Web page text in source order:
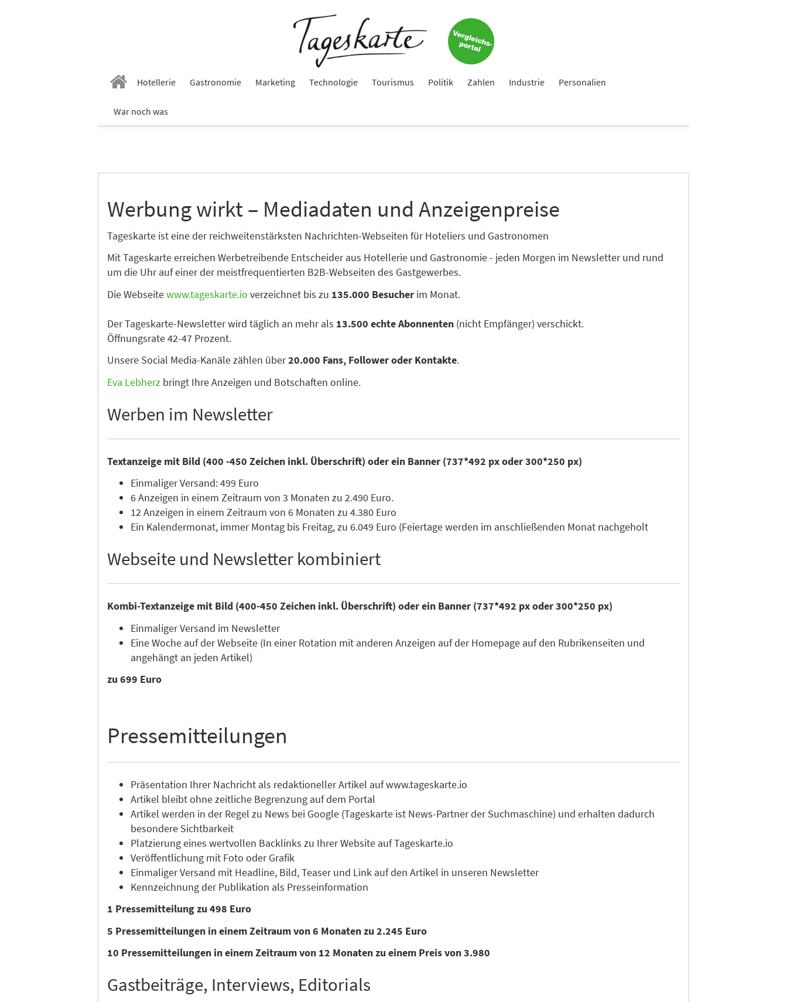
Hotellerie Gastronomie Marketing Technologie Tourismus Politik Zahlen Industrie Personalien
War noch was
Werbung wirkt – Mediadaten und Anzeigenpreise
Tageskarte ist eine der reichweitenstärksten Nachrichten-Webseiten für Hoteliers und Gastronomen
Mit Tageskarte erreichen Werbetreibende Entscheider aus Hotellerie und Gastronomie - jeden Morgen im Newsletter und rund
um die Uhr auf einer der meistfrequentierten B2B-Webseiten des Gastgewerbes.
Die Webseitewww.tageskarte.io verzeichnet bis zu 135.000 Besucher im Monat.
Der Tageskarte-Newsletter wird täglich an mehr als 13.500 echte Abonnenten (nicht Empfänger) verschickt.
Öffnungsrate 42-47 Prozent.
Unsere Social Media-Kanäle zählen über20.000 Fans, Follower oder Kontakte.
Eva Lebherz bringt Ihre Anzeigen und Botschaften online.
Werben im Newsletter
Textanzeige mit Bild (400 -450 Zeichen inkl. Überschrift) oder ein Banner (737*492 px oder 300*250 px)
Einmaliger Versand: 499 Euro
6 Anzeigen in einem Zeitraum von 3 Monaten zu 2.490 Euro.
12 Anzeigen in einem Zeitraum von 6 Monaten zu 4.380 Euro
Ein Kalendermonat, immer Montag bis Freitag, zu 6.049 Euro (Feiertage werden im anschließenden Monat nachgeholt
Webseite und Newsletter kombiniert
Kombi-Textanzeige mit Bild (400-450 Zeichen inkl. Überschrift) oder ein Banner (737*492 px oder 300*250 px)
Einmaliger Versand im Newsletter
Eine Woche auf der Webseite (In einer Rotation mit anderen Anzeigen auf der Homepage auf den Rubrikenseiten und
angehängt an jeden Artikel)
zu 699 Euro
Pressemitteilungen
Präsentation Ihrer Nachricht als redaktioneller Artikel auf www.tageskarte.io
Artikel bleibt ohne zeitliche Begrenzung auf dem Portal
Artikel werden in der Regel zu News bei Google (Tageskarte ist News-Partner der Suchmaschine) und erhalten dadurch
besondere Sichtbarkeit
Platzierung eines wertvollen Backlinks zu Ihrer Website auf Tageskarte.io
Veröffentlichung mit Foto oder Grafik
Einmaliger Versand mit Headline, Bild, Teaser und Link auf den Artikel in unseren Newsletter
Kennzeichnung der Publikation als Presseinformation
1 Pressemitteilung zu 498 Euro
5 Pressemitteilungen in einem Zeitraum von 6 Monaten zu 2.245 Euro
10 Pressemitteilungen in einem Zeitraum von 12 Monaten zu einem Preis von 3.980
Gastbeiträge, Interviews, Editorials